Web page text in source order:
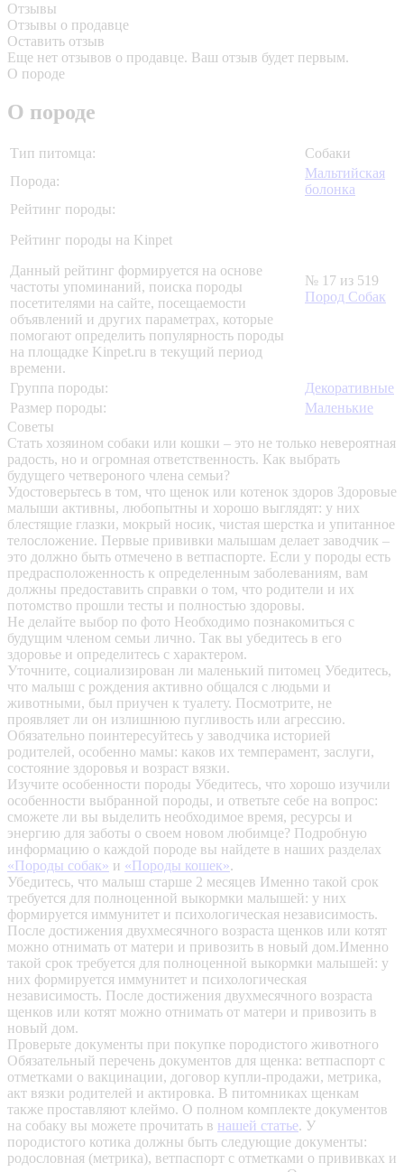
Отзывы
Отзывы о продавце
Оставить отзыв
Еще нет отзывов о продавце. Ваш отзыв будет первым.
О породе
О породе
Тип питомца:
Собаки
Порода:
Мальтийская
болонка
Рейтинг породы:
Рейтинг породы на Kinpet
Данный рейтинг формируется на основе
частоты упоминаний, поиска породы
посетителями на сайте, посещаемости
объявлений и других параметрах, которые
помогают определить популярность породы
на площадке Kinpet.ru в текущий период
времени.
№ 17 из 519
Пород Собак
Группа породы:
Декоративные
Размер породы:
Маленькие
Советы
Стать хозяином собаки или кошки – это не только невероятная
радость, но и огромная ответственность. Как выбрать
будущего четвероного члена семьи?
Удостоверьтесь в том, что щенок или котенок здоров Здоровые
малыши активны, любопытны и хорошо выглядят: у них
блестящие глазки, мокрый носик, чистая шерстка и упитанное
телосложение. Первые прививки малышам делает заводчик –
это должно быть отмечено в ветпаспорте. Если у породы есть
предрасположенность к определенным заболеваниям, вам
должны предоставить справки о том, что родители и их
потомство прошли тесты и полностью здоровы.
Не делайте выбор по фото Необходимо познакомиться с
будущим членом семьи лично. Так вы убедитесь в его
здоровье и определитесь с характером.
Уточните, социализирован ли маленький питомец Убедитесь,
что малыш с рождения активно общался с людьми и
животными, был приучен к туалету. Посмотрите, не
проявляет ли он излишнюю пугливость или агрессию.
Обязательно поинтересуйтесь у заводчика историей
родителей, особенно мамы: каков их темперамент, заслуги,
состояние здоровья и возраст вязки.
Изучите особенности породы Убедитесь, что хорошо изучили
особенности выбранной породы, и ответьте себе на вопрос:
сможете ли вы выделить необходимое время, ресурсы и
энергию для заботы о своем новом любимце? Подробную
информацию о каждой породе вы найдете в наших разделах
«Породы собак» и «Породы кошек».
Убедитесь, что малыш старше 2 месяцев Именно такой срок
требуется для полноценной выкормки малышей: у них
формируется иммунитет и психологическая независимость.
После достижения двухмесячного возраста щенков или котят
можно отнимать от матери и привозить в новый дом.Именно
такой срок требуется для полноценной выкормки малышей: у
них формируется иммунитет и психологическая
независимость. После достижения двухмесячного возраста
щенков или котят можно отнимать от матери и привозить в
новый дом.
Проверьте документы при покупке породистого животного
Обязательный перечень документов для щенка: ветпаспорт с
отметками о вакцинации, договор купли-продажи, метрика,
акт вязки родителей и актировка. В питомниках щенкам
также проставляют клеймо. О полном комплекте документов
на собаку вы можете прочитать в нашей статье. У
породистого котика должны быть следующие документы:
родословная (метрика), ветпаспорт с отметками о прививках и